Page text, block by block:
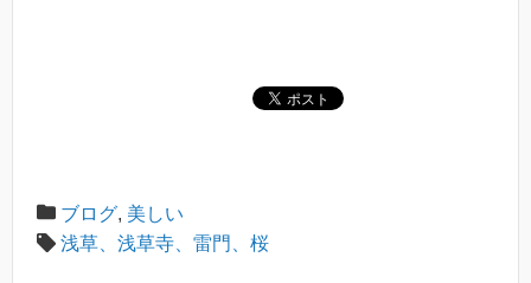
ブログ, 美しい
浅草、浅草寺、雷門、桜